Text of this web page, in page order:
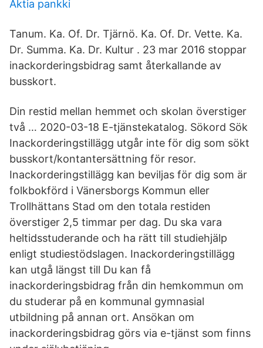
Aktia pankki
Tanum. Ka. Of. Dr. Tjärnö. Ka. Of. Dr. Vette. Ka.
Dr. Summa. Ka. Dr. Kultur . 23 mar 2016 stoppar
inackorderingsbidrag samt återkallande av
busskort.
Din restid mellan hemmet och skolan överstiger
två … 2020-03-18 E-tjänstekatalog. Sökord Sök
Inackorderingstillägg utgår inte för dig som sökt
busskort/kontantersättning för resor.
Inackorderingstillägg kan beviljas för dig som är
folkbokförd i Vänersborgs Kommun eller
Trollhättans Stad om den totala restiden
överstiger 2,5 timmar per dag. Du ska vara
heltidsstuderande och ha rätt till studiehjälp
enligt studiestödslagen. Inackorderingstillägg
kan utgå längst till Du kan få
inackorderingsbidrag från din hemkommun om
du studerar på en kommunal gymnasial
utbildning på annan ort. Ansökan om
inackorderingsbidrag görs via e-tjänst som finns